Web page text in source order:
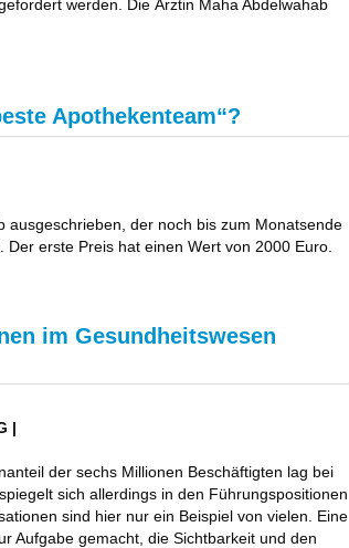
werden. Die Ärztin Maha Abdelwahab
Apothekenteam“?
ausgeschrieben, der noch bis zum Monatsende
Der erste Preis hat einen Wert von 2000 Euro.
im Gesundheitswesen
|
der sechs Millionen Beschäftigten lag bei
sich allerdings in den Führungspositionen
sind hier nur ein Beispiel von vielen. Eine
Aufgabe gemacht, die Sichtbarkeit und den